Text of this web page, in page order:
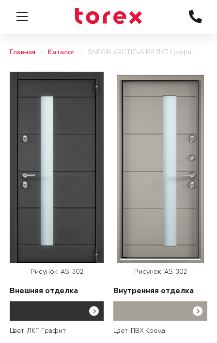
Главная Каталог SNEGIR ARCTIC-S PP ЛКП Графит
Рисунок: AS-302
Внешняя отделка
Цвет: ЛКП Графит
Рисунок: AS-302
Внутренняя отделка
Цвет: ПВХ Крема